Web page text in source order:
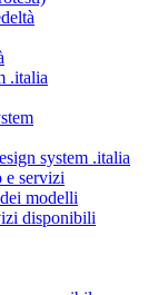
.italia
system .italia
e servizi
modelli
disponibili